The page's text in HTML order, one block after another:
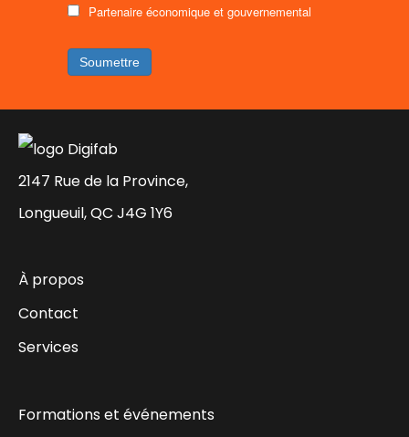
Partenaire économique et gouvernemental
2147 Rue de la Province,
Longueuil, QC J4G 1Y6
À propos
Contact
Services
Formations et événements